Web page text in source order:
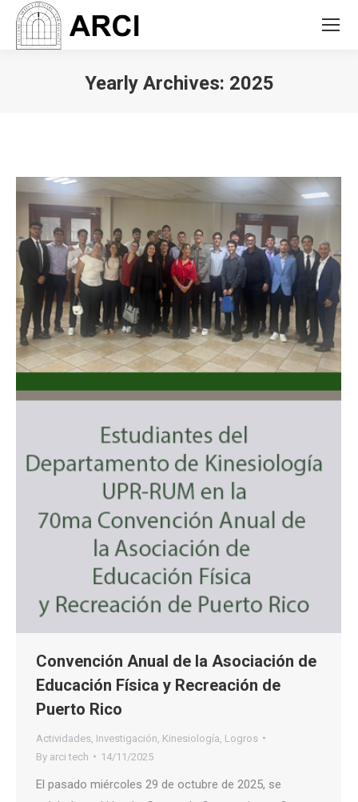
Yearly Archives: 2025
Convención Anual de la Asociación de
Educación Física y Recreación de
Puerto Rico
Actividades Investigación Kinesiología Logros
By arci tech 14/11/2025
El pasado miércoles 29 de octubre de 2025, se